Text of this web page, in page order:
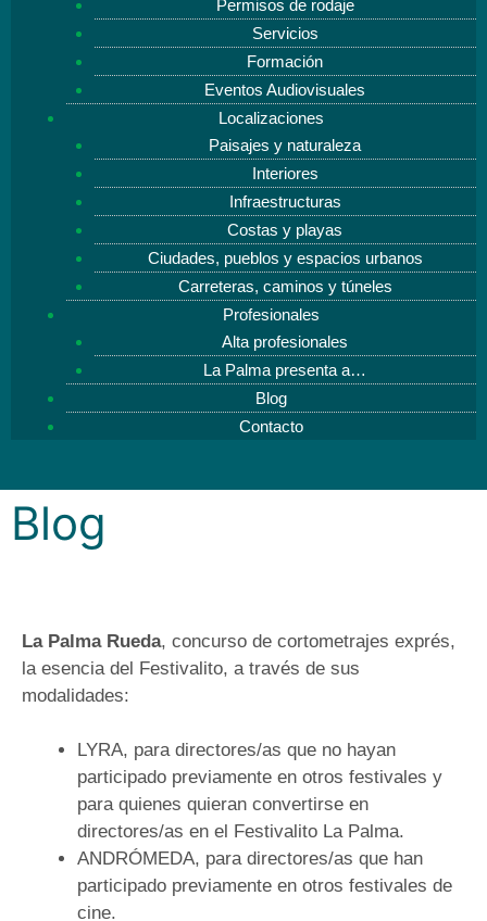
Permisos de rodaje
Servicios
Formación
Eventos Audiovisuales
Localizaciones
Paisajes y naturaleza
Interiores
Infraestructuras
Costas y playas
Ciudades, pueblos y espacios urbanos
Carreteras, caminos y túneles
Profesionales
Alta profesionales
La Palma presenta a…
Blog
Contacto
Blog
La Palma Rueda, concurso de cortometrajes exprés,
la esencia del Festivalito, a través de sus
modalidades:
LYRA, para directores/as que no hayan
participado previamente en otros festivales y
para quienes quieran convertirse en
directores/as en el Festivalito La Palma.
ANDRÓMEDA, para directores/as que han
participado previamente en otros festivales de
cine.